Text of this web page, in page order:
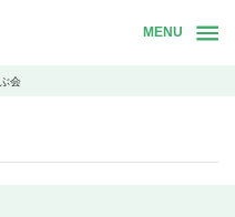
MENU
会